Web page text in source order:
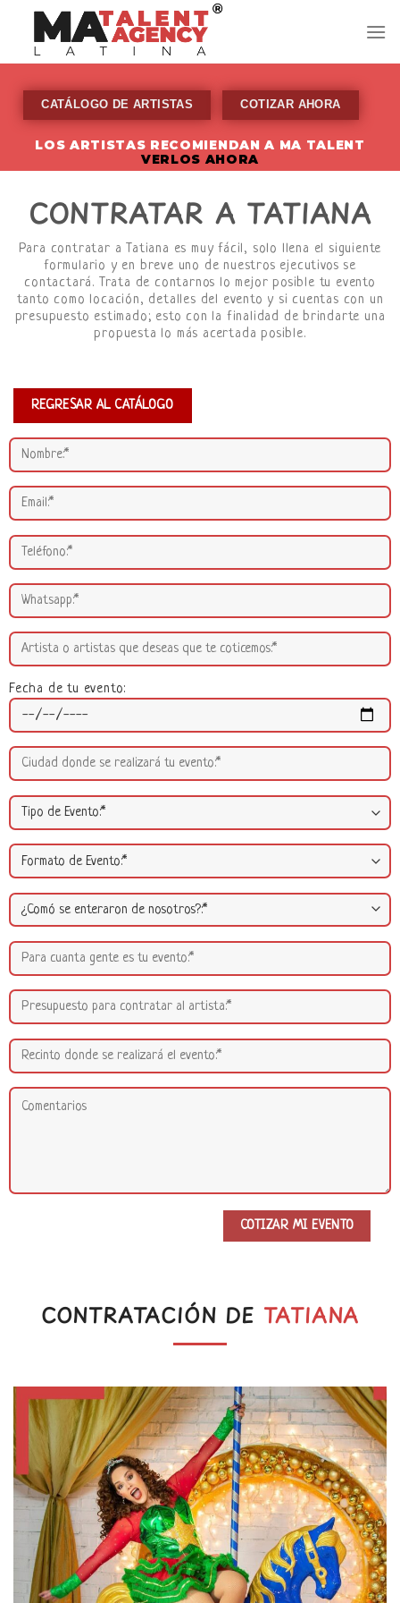
content
CATÁLOGO DE ARTISTAS COTIZAR AHORA
LOS ARTISTAS RECOMIENDAN A MA TALENT
VERLOS AHORA
CONTRATAR A TATIANA
Para contratar a Tatiana es muy fácil, solo llena el siguiente
formulario y en breve uno de nuestros ejecutivos se
contactará. Trata de contarnos lo mejor posible tu evento
tanto como locación, detalles del evento y si cuentas con un
presupuesto estimado; esto con la finalidad de brindarte una
propuesta lo más acertada posible.
REGRESAR AL CATÁLOGO
Fecha de tu evento:
CONTRATACIÓN DE TATIANA